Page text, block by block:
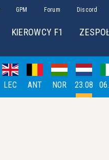
GPM Forum Discord
KIEROWCY F1
LEC ANT NOR 23.08